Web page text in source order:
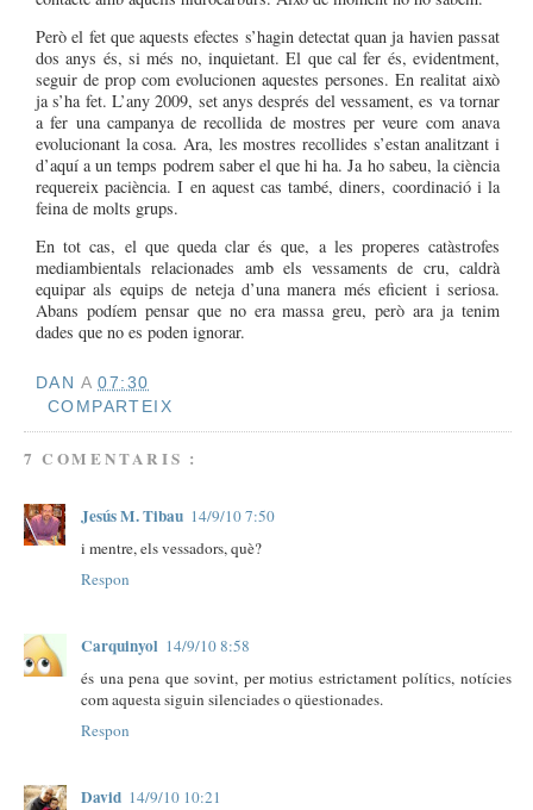
Però el fet que aquests efectes s’hagin detectat quan ja havien passat
dos anys és, si més no, inquietant. El que cal fer és, evidentment,
seguir de prop com evolucionen aquestes persones. En realitat això
ja s’ha fet. L’any 2009, set anys després del vessament, es va tornar
a fer una campanya de recollida de mostres per veure com anava
evolucionant la cosa. Ara, les mostres recollides s’estan analitzant i
d’aquí a un temps podrem saber el que hi ha. Ja ho sabeu, la ciència
requereix paciència. I en aquest cas també, diners, coordinació i la
feina de molts grups.
En tot cas, el que queda clar és que, a les properes catàstrofes
mediambientals relacionades amb els vessaments de cru, caldrà
equipar als equips de neteja d’una manera més eficient i seriosa.
Abans podíem pensar que no era massa greu, però ara ja tenim
dades que no es poden ignorar.
DAN A07:30
COMPARTEIX
7 COMENTARIS :
Jesús M. Tibau 14/9/10 7:50
i mentre, els vessadors, què?
Respon
Carquinyol 14/9/10 8:58
és una pena que sovint, per motius estrictament polítics, notícies
com aquesta siguin silenciades o qüestionades.
Respon
David 14/9/10 10:21